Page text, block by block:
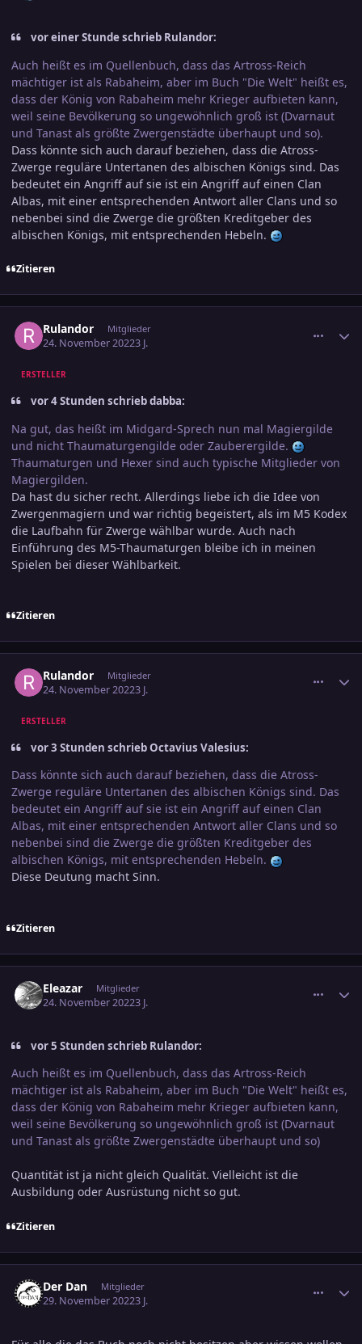
vor einer Stunde schrieb Rulandor:
Auch heißt es im Quellenbuch, dass das Artross-Reich
mächtiger ist als Rabaheim, aber im Buch "Die Welt" heißt es,
dass der König von Rabaheim mehr Krieger aufbieten kann,
weil seine Bevölkerung so ungewöhnlich groß ist (Dvarnaut
und Tanast als größte Zwergenstädte überhaupt und so).
Dass könnte sich auch darauf beziehen, dass die Atross-
Zwerge reguläre Untertanen des albischen Königs sind. Das
bedeutet ein Angriff auf sie ist ein Angriff auf einen Clan
Albas, mit einer entsprechenden Antwort aller Clans und so
nebenbei sind die Zwerge die größten Kreditgeber des
albischen Königs, mit entsprechenden Hebeln.
Zitieren
Rulandor Mitglieder
24. November 20223 J.
ERSTELLER
vor 4 Stunden schrieb dabba:
Na gut, das heißt im Midgard-Sprech nun mal Magiergilde
und nicht Thaumaturgengilde oder Zauberergilde.
Thaumaturgen und Hexer sind auch typische Mitglieder von
Magiergilden.
Da hast du sicher recht. Allerdings liebe ich die Idee von
Zwergenmagiern und war richtig begeistert, als im M5 Kodex
die Laufbahn für Zwerge wählbar wurde. Auch nach
Einführung des M5-Thaumaturgen bleibe ich in meinen
Spielen bei dieser Wählbarkeit.
Zitieren
Rulandor Mitglieder
24. November 20223 J.
ERSTELLER
vor 3 Stunden schrieb Octavius Valesius:
Dass könnte sich auch darauf beziehen, dass die Atross-
Zwerge reguläre Untertanen des albischen Königs sind. Das
bedeutet ein Angriff auf sie ist ein Angriff auf einen Clan
Albas, mit einer entsprechenden Antwort aller Clans und so
nebenbei sind die Zwerge die größten Kreditgeber des
albischen Königs, mit entsprechenden Hebeln.
Diese Deutung macht Sinn.
Zitieren
Eleazar Mitglieder
24. November 20223 J.
vor 5 Stunden schrieb Rulandor:
Auch heißt es im Quellenbuch, dass das Artross-Reich
mächtiger ist als Rabaheim, aber im Buch "Die Welt" heißt es,
dass der König von Rabaheim mehr Krieger aufbieten kann,
weil seine Bevölkerung so ungewöhnlich groß ist (Dvarnaut
und Tanast als größte Zwergenstädte überhaupt und so)
Quantität ist ja nicht gleich Qualität. Vielleicht ist die
Ausbildung oder Ausrüstung nicht so gut.
Zitieren
Der Dan Mitglieder
29. November 20223 J.